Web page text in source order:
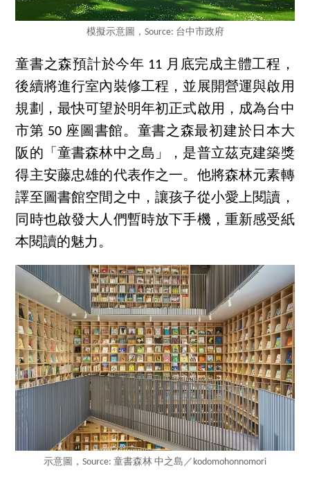
模擬示意圖，Source: 台中市政府
童書之森預計於今年 11 月底完成主體工程，
後續將進行室內裝修工程，並展開營運與啟用
規劃，最快可望於明年初正式啟用，成為台中
市第 50 座圖書館。童書之森最初建於日本大
阪的「童書森林中之島」，是普立茲克建築獎
得主安藤忠雄的代表作之一。他將森林元素轉
譯至圖書館空間之中，讓孩子從小愛上閱讀，
同時也啟發大人們暫時放下手機，重新感受紙
本閱讀的魅力。
示意圖，Source: 童書森林 中之島／kodomohonnomori